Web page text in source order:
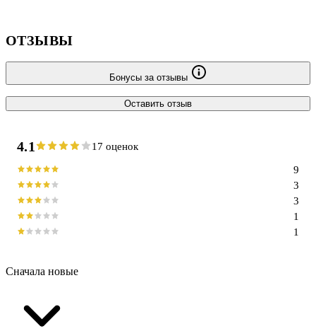
ОТЗЫВЫ
Бонусы за отзывы
Оставить отзыв
4.1 17 оценок
1
1
3
3
9
Сначала новые